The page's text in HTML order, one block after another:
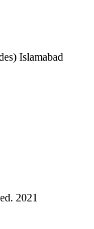
Islamabad
2021